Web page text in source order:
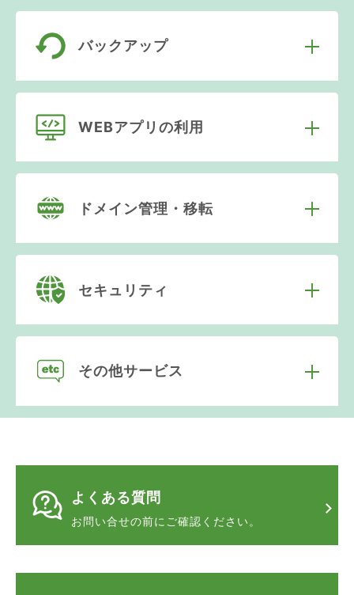
バックアップ
WEBアプリの利用
ドメイン管理・移転
セキュリティ
その他サービス
よくある質問
お問い合せの前に ご確認ください。